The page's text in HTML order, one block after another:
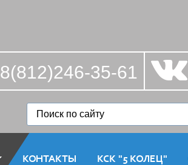
8(812)246-35-61
КОНТАКТЫ КСК "5 КОЛЕЦ"